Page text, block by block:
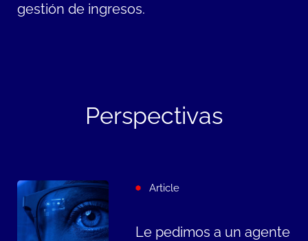
gestión de ingresos.
Perspectivas
Article
Le pedimos a un agente